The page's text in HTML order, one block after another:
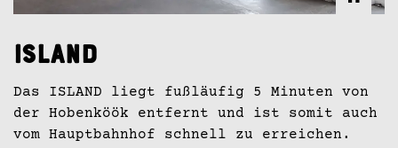
Island
Das ISLAND liegt fußläufig 5 Minuten von
der Hobenköök entfernt und ist somit auch
vom Hauptbahnhof schnell zu erreichen.